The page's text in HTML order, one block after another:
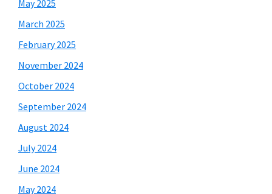
May 2025
March 2025
February 2025
November 2024
October 2024
September 2024
August 2024
July 2024
June 2024
May 2024